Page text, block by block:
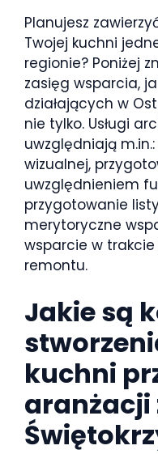
Planujesz
Twojej kuchni
regionie? Poniżej
zasięg wsparcia,
działających w
nie tylko. Usługi
uwzględniają
wizualnej,
uwzględnieniem
przygotowanie
merytoryczne
wsparcie w
remontu.
Jakie są
kuchni
aranżacji